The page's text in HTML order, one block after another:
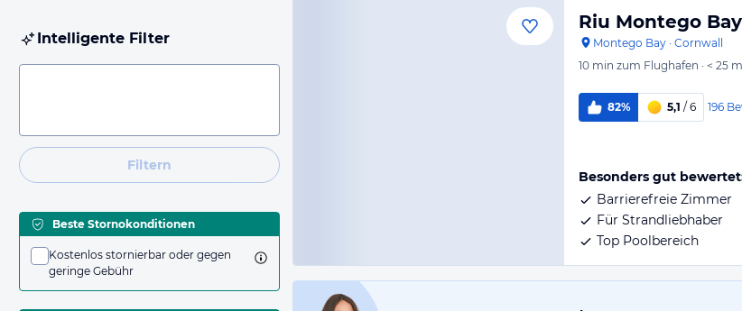
Intelligente Filter
Filtern
Beste Stornokonditionen
Kostenlos stornierbar oder gegen
geringe Gebühr
Riu Montego
Montego Bay · Cornwall
10 min zum Flughafen · < 25 m
82% 5,1 / 6 196
Besonders gut
Barrierefreie Zimmer
Für Strandliebhaber
Top Poolbereich